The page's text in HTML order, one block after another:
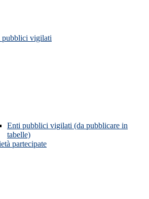
pubblici vigilati
Enti pubblici vigilati (da pubblicare in
tabelle)
partecipate